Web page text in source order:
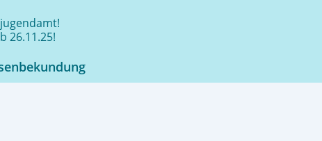
26.11.25!